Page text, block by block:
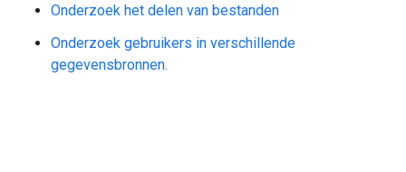
Onderzoek het delen van bestanden
Onderzoek gebruikers in verschillende
gegevensbronnen.